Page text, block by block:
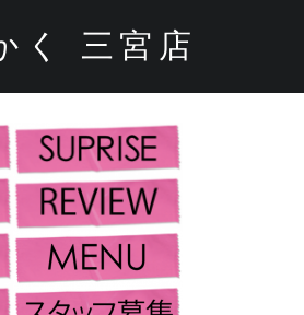
く 三宮店